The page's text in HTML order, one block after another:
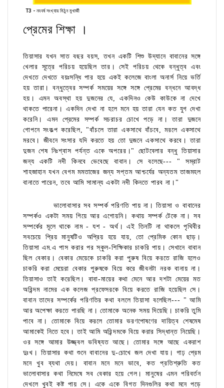
T3 - নববর্ষ সংখ্যায় মিঠুন মুখার্জী
প্রেমের শিক্ষা ।
তিয়াসার যখন সাত বছর বয়স, তখন একটি শিশু উদ্যানে বাবানের সঙ্গে
খেলার সূত্রে পরিচয় হয়েছিল তার। সেই পরিচয় থেকে বন্ধুত্ব এবং
দেখতে দেখতে বয়ঃসন্ধি পার হয়ে একই কলেজে বাংলা অনার্স নিয়ে ভর্তি
হয় তারা। বন্ধুত্বের সম্পর্ক সময়ের সঙ্গে সঙ্গে প্রেমের বন্ধনে আবদ্ধ
হয়। এমন অবস্থা হয় দুজনের যে, একদিনও কেউ কাউকে না দেখে
থাকতে পারেনা। একদিন দেখা না হলে মনে হয় তারা যেন কত যুগ দেখা
করেনি। এমন প্রেমের সম্পর্ক সচরাচর চোখে পড়ে না। তারা দুজনে
গোপনে সংকল্প করেছিল, "বাঁচলে তারা একসাথে বাঁচবে, মরলে একসাথে
মরবে। জীবনে সংসার যদি করতে হয় তো দুজনে একসাথে করবে। তারা
দুজন শেষ নিঃশ্বাস পর্যন্ত একে অপরের।" ছোটবেলার বন্ধু তিয়াসার
জন্য একটি নদী কিনবে ভেবেছে বাবান। সে বলেছে--- " সম্রাট
শাহজাহান যখন বেগম মমতাজের জন্য সপ্তম আশ্চর্যের অন্যতম তাজমহল
বানাতে পারেন, তবে আমি সামান্য একটা নদী কিনতে পারব না।"
ভালোবাসার সব সম্পর্ক পরিণতি পায় না। তিয়াসা ও বাবানের
সম্পর্কও একটা সময় গিয়ে আর এগোয়নি। কথায় সম্পর্ক টেকে না। সব
সম্পর্কের মূলে থাকে নাম - যশ - অর্থ। এই তিনটি না থাকলে পৃথিবীর
সবচেয়ে প্রিয় মানুষটিও অপ্রিয় হয়ে যায়, তো প্রেমিক কোন ছাড়।
তিয়াসা এম.এ পাস করার পর স্কুল-শিক্ষিকার চাকরি পায়। সেখানে বাবান
ছিল বেকার। বেকার মেয়েকে চাকরি করা পুরুষ বিয়ে করতে রাজি হলেও
চাকরি করা মেয়েরা বেকার পুরুষকে বিয়ে করে জীবনটা নরক বানায় না।
তিয়াসাও তাই করেছিল। বাবা-মায়ের কথা মেনে আর দশটা মেয়ের মত
অরিন্দম নামের এক কলেজ প্রফেসরকে বিয়ে করতে রাজি হয়েছিল সে।
বাবান তাদের সম্পর্কের পরিণতির কথা বললে তিয়াসা বলেছিল--- " আমি
আর অপেক্ষা করতে পারছি না। তোমাকে অনেক সময় দিয়েছি। চাকরি তুমি
পাবে না। তোমাকে বিয়ে করলে তোমার ভরণপোষণের দায়িত্ব শেষমেষ
আমাকেই নিতে হবে। তাই আমি অরিন্দমকে বিয়ে করার সিদ্ধান্ত নিয়েছি।
ওর সঙ্গে আমার উজ্জ্বল ভবিষ্যত আছে। তোমার সঙ্গে আছে একরাশ
দুঃখ। তিয়াসার কথা শুনে বাবানের দু-চোখে জল দেখা যায়। গাঢ় প্রেম
মনে খুব ব্যথা দেয়। বাবান মনে মনে ভাবে, কত প্রতিশ্রুতি কত
ভালোবাসার কথা নিমেষে সব বেকার হয়ে গেল। মানুষের এমন পরিবর্তন
দেখলে খুবই কষ্ট পায় সে। একে একে বিগত দিনগুলির কথা মনে পড়ে